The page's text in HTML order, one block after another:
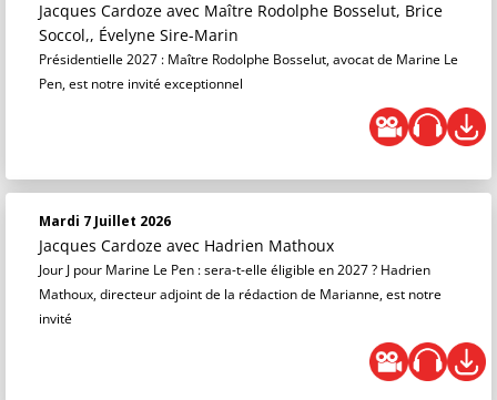
Jacques Cardoze avec Maître Rodolphe Bosselut, Brice
Soccol,, Évelyne Sire-Marin
Présidentielle 2027 : Maître Rodolphe Bosselut, avocat de Marine Le
Pen, est notre invité exceptionnel
Mardi 7 Juillet 2026
Jacques Cardoze avec Hadrien Mathoux
Jour J pour Marine Le Pen : sera-t-elle éligible en 2027 ? Hadrien
Mathoux, directeur adjoint de la rédaction de Marianne, est notre
invité